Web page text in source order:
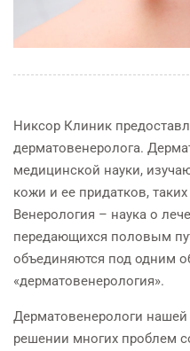
Никсор Клиник
дерматовенеролога.
медицинской науки,
кожи и ее придатков,
Венерология – наука о
передающихся половым
объединяются под одним
«дерматовенерология».
Дерматовенерологи
решении многих проблем